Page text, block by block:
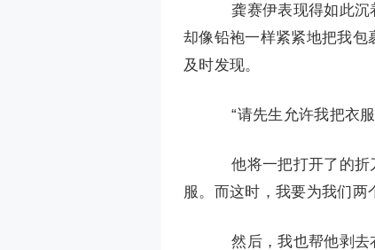
龚赛伊表现得如此沉
却像铅袍一样紧紧地把我包
及时发现。
“请先生允许我把衣服
他将一把打开了的折
服。而这时，我要为我们两
然后，我也帮他剥去